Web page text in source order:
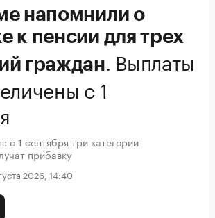
напомнили о
к пенсии для трех
граждан. Выплаты
с 1
с 1 сентября три категории
прибавку
2026, 14:40